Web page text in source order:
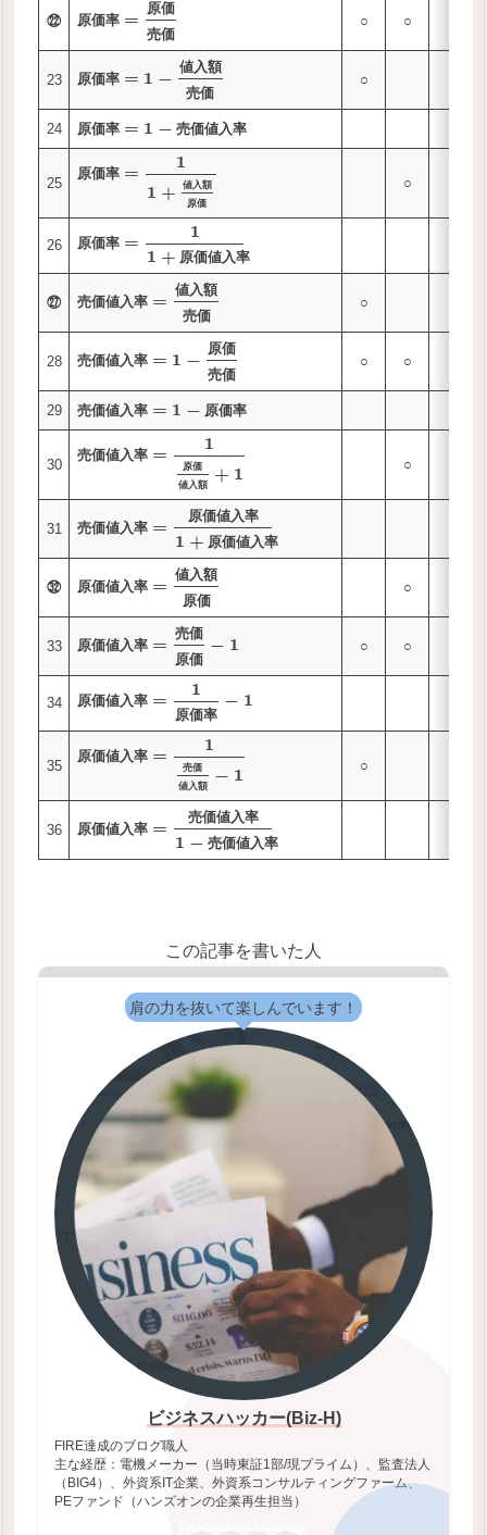
㉒ 原価率 = 原価
売価
○ ○
23 原価率 = 1 − 値入額
売価
○
24 原価率 = 1 − 売価値入率
25
原価率 =
1
1 + 値 入額
原価
○
26 原価率 =
1
1 + 原価値入率
㉗ 売価値入率 = 値入額
売価
○
28 売価値入率 = 1 − 原価
売価
○ ○
29 売価値入率 = 1 − 原価率
30
売価値入率 =
1
原価
値 入 額
+ 1 ○
31 売価値入率 = 原価値入率
1 + 原価値入率
㉜ 原価値入率 = 値入額
原価
○
33 原価値入率 = 売価
原価
− 1 ○ ○
34 原価値入率 =
1
原価率
− 1
35
原価値入率 =
1
売価
値 入 額
− 1 ○
36 原価値入率 = 売価値入率
1 − 売価値入率
この記事を書いた人
肩の力を抜いて楽しんでいます！
ビジネスハッカー(Biz-H)
FIRE達成のブログ職人
主な経歴：電機メーカー（当時東証1部/現プライム）、監査法人
（BIG4）、外資系IT企業、外資系コンサルティングファーム、
PEファンド（ハンズオンの企業再生担当）